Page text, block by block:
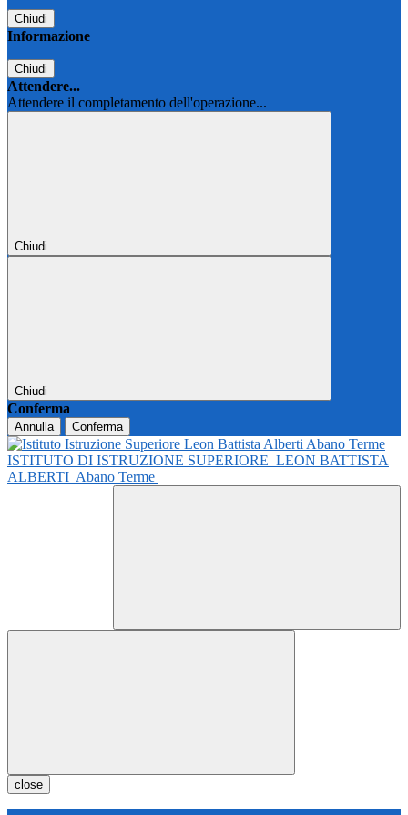
Chiudi
Informazione
Chiudi
Attendere...
Attendere il completamento dell'operazione...
Chiudi
Chiudi
Conferma
Annulla Conferma
ISTITUTO DI ISTRUZIONE SUPERIORE LEON BATTISTA
ALBERTI Abano Terme
close